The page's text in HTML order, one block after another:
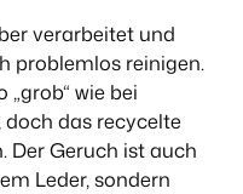
verarbeitet und
problemlos reinigen.
wie bei
doch das recycelte
Der Geruch ist auch
Leder, sondern